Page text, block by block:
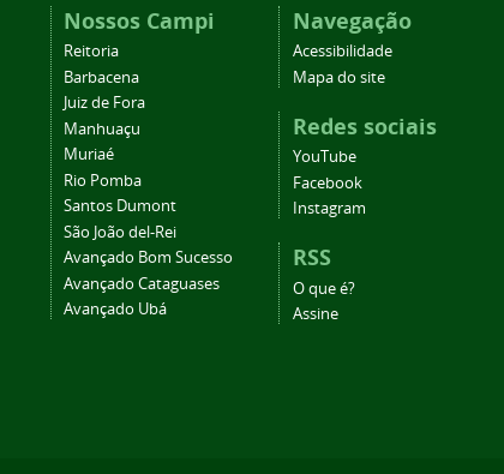
Nossos Campi
Reitoria
Barbacena
Juiz de Fora
Manhuaçu
Muriaé
Rio Pomba
Santos Dumont
São João del-Rei
Avançado Bom Sucesso
Avançado Cataguases
Avançado Ubá
Navegação
Acessibilidade
Mapa do site
Redes sociais
YouTube
Facebook
Instagram
RSS
O que é?
Assine